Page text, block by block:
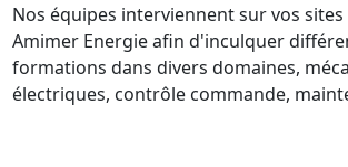
Nos équipes interviennent sur vos
Amimer Energie afin d'inculquer
formations dans divers domaines,